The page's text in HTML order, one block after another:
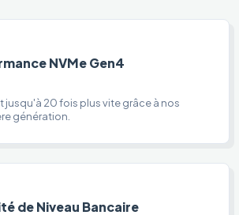
NVMe Gen4
jusqu'à 20 fois plus vite grâce à nos
génération.
de Niveau Bancaire